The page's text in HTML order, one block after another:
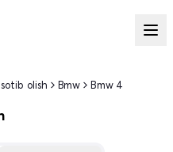
olish Bmw Bmw 4